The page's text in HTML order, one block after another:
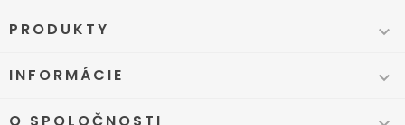
PRODUKTY 
INFORMÁCIE 
O SPOLOČNOSTI